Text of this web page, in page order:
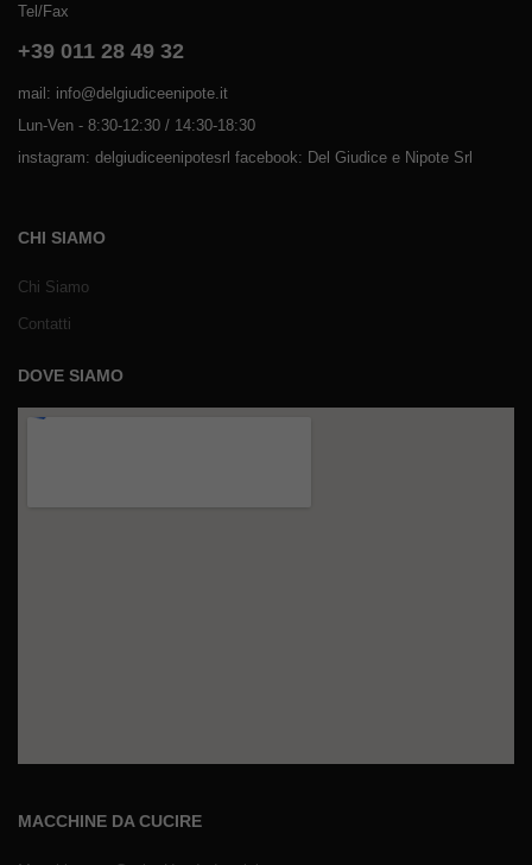
Tel/Fax
+39 011 28 49 32
mail: info@delgiudiceenipote.it
Lun-Ven - 8:30-12:30 / 14:30-18:30
instagram: delgiudiceenipotesrl facebook: Del Giudice e Nipote Srl
CHI SIAMO
Chi Siamo
Contatti
DOVE SIAMO
MACCHINE DA CUCIRE